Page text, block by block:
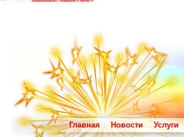
Главная Новости Услуги